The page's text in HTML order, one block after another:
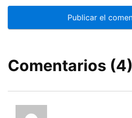
Comentarios (4)